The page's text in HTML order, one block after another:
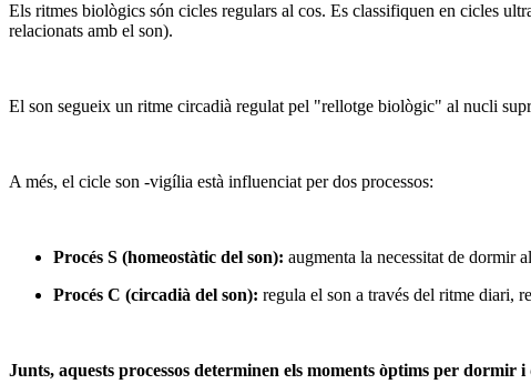
Els ritmes biològics són cicles regulars al cos. Es classifiquen en cicles
relacionats amb el son).
El son segueix un ritme circadià regulat pel "rellotge biològic" al nucli
A més, el cicle son -vigília està influenciat per dos processos:
Procés S (homeostàtic del son): augmenta la necessitat de dormir
Procés C (circadià del son): regula el son a través del ritme diari,
Junts, aquests processos determinen els moments òptims per dormir i